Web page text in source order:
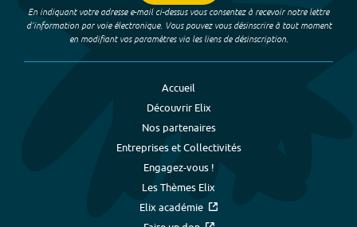
En indiquant votre adresse e-mail ci-dessus vous consentez à recevoir notre lettre
d’information par voie électronique. Vous pouvez vous désinscrire à tout moment
en modifiant vos paramètres via les liens de désinscription.
Accueil
Découvrir Elix
Nos partenaires
Entreprises et Collectivités
Engagez-vous !
Les Thèmes Elix
Elix académie